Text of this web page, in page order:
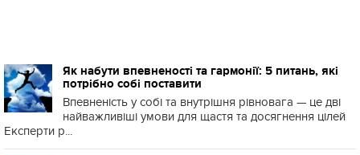
Як набути впевненості та гармонії: 5 питань, які
потрібно собі поставити
Впевненість у собі та внутрішня рівновага — це дві
найважливіші умови для щастя та досягнення цілей
Експерти р...